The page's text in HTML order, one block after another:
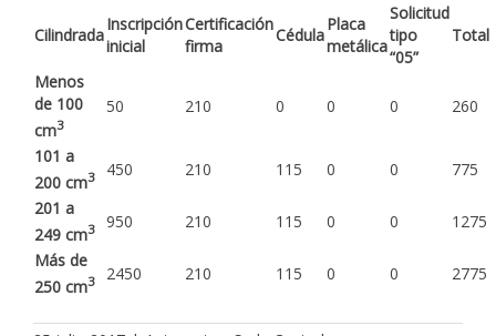
Cilindrada
Inscripción
inicial
Certificación
firma
Cédula
Placa
metálica
Solicitud
tipo
“05”
Total
Menos
de 100
cm3
50 210 0 0 0 260
101 a
200 cm3 450 210 115 0 0
775
201 a
249 cm3 950 210 115 0 0
1275
Más de
250 cm3 2450 210 115 0 0 2775